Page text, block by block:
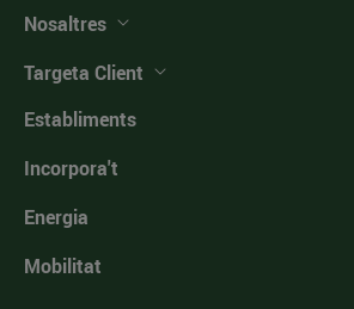
Nosaltres
Targeta Client
Establiments
Incorpora't
Energia
Mobilitat